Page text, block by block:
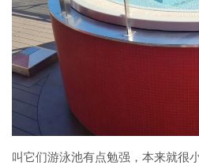
叫它们游泳池有点勉强，本来就很